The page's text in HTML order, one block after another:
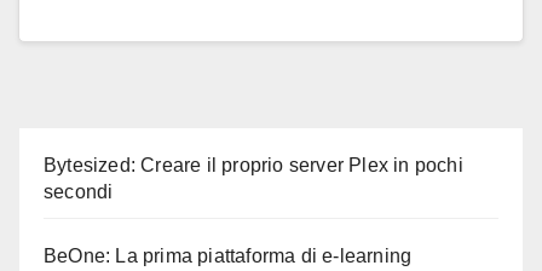
Bytesized: Creare il proprio server Plex in pochi
secondi
BeOne: La prima piattaforma di e-learning